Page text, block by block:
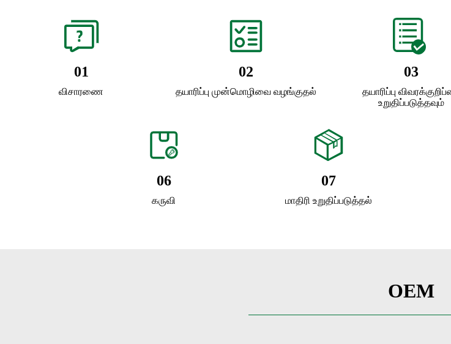
01
விசாரணை
02
தயாரிப்பு முன்மொழிவை வழங்குதல்
03
தயாரிப்பு
உறுதிப்படுத்தவும்
06
கருவி
07
மாதிரி உறுதிப்படுத்தல்
OEM